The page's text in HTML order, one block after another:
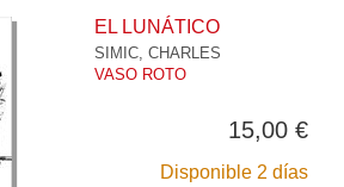
EL LUNÁTICO
SIMIC, CHARLES
VASO ROTO
15,00 €
Disponible 2 días